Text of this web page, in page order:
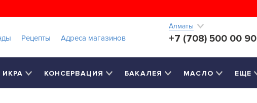
Рецепты Адреса магазинов
Алматы
+7 (708) 500 00 90
ИКРА КОНСЕРВАЦИЯ БАКАЛЕЯ МАСЛО ЕЩЕ